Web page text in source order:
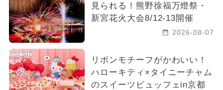
見られる！熊野徐福万燈祭・
新宮花火大会8/12-13開催
2026-08-07
リボンモチーフがかわいい！
ハローキティ×タイニーチャム
のスイーツビュッフェin京都